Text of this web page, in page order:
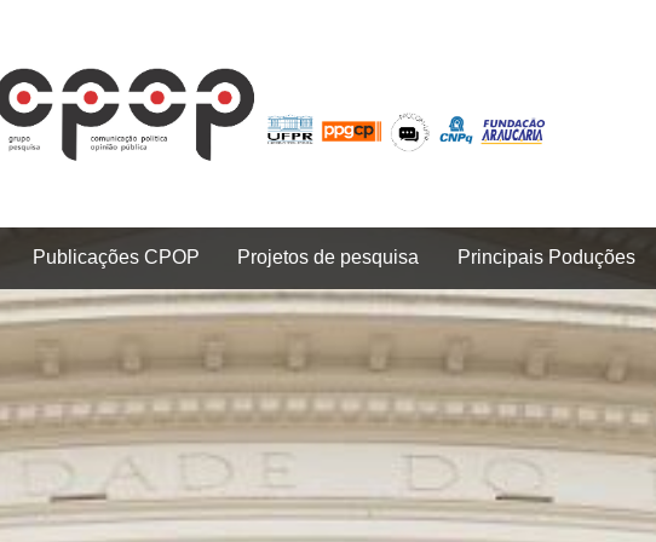
Publicações CPOP Projetos de pesquisa Principais Poduções